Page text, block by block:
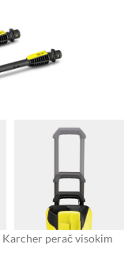
Karcher perač visokim